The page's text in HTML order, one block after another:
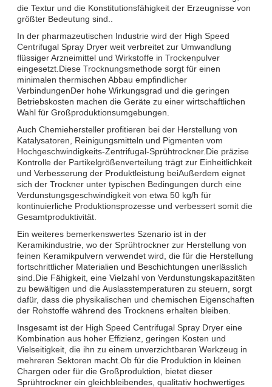
die Textur und die Konstitutionsfähigkeit der Erzeugnisse von
größter Bedeutung sind..
In der pharmazeutischen Industrie wird der High Speed
Centrifugal Spray Dryer weit verbreitet zur Umwandlung
flüssiger Arzneimittel und Wirkstoffe in Trockenpulver
eingesetzt.Diese Trocknungsmethode sorgt für einen
minimalen thermischen Abbau empfindlicher
VerbindungenDer hohe Wirkungsgrad und die geringen
Betriebskosten machen die Geräte zu einer wirtschaftlichen
Wahl für Großproduktionsumgebungen.
Auch Chemiehersteller profitieren bei der Herstellung von
Katalysatoren, Reinigungsmitteln und Pigmenten vom
Hochgeschwindigkeits-Zentrifugal-Sprühtrockner.Die präzise
Kontrolle der Partikelgrößenverteilung trägt zur Einheitlichkeit
und Verbesserung der Produktleistung beiAußerdem eignet
sich der Trockner unter typischen Bedingungen durch eine
Verdunstungsgeschwindigkeit von etwa 50 kg/h für
kontinuierliche Produktionsprozesse und verbessert somit die
Gesamtproduktivität.
Ein weiteres bemerkenswertes Szenario ist in der
Keramikindustrie, wo der Sprühtrockner zur Herstellung von
feinen Keramikpulvern verwendet wird, die für die Herstellung
fortschrittlicher Materialien und Beschichtungen unerlässlich
sind.Die Fähigkeit, eine Vielzahl von Verdunstungskapazitäten
zu bewältigen und die Auslasstemperaturen zu steuern, sorgt
dafür, dass die physikalischen und chemischen Eigenschaften
der Rohstoffe während des Trocknens erhalten bleiben.
Insgesamt ist der High Speed Centrifugal Spray Dryer eine
Kombination aus hoher Effizienz, geringen Kosten und
Vielseitigkeit, die ihn zu einem unverzichtbaren Werkzeug in
mehreren Sektoren macht.Ob für die Produktion in kleinen
Chargen oder für die Großproduktion, bietet dieser
Sprühtrockner ein gleichbleibendes, qualitativ hochwertiges